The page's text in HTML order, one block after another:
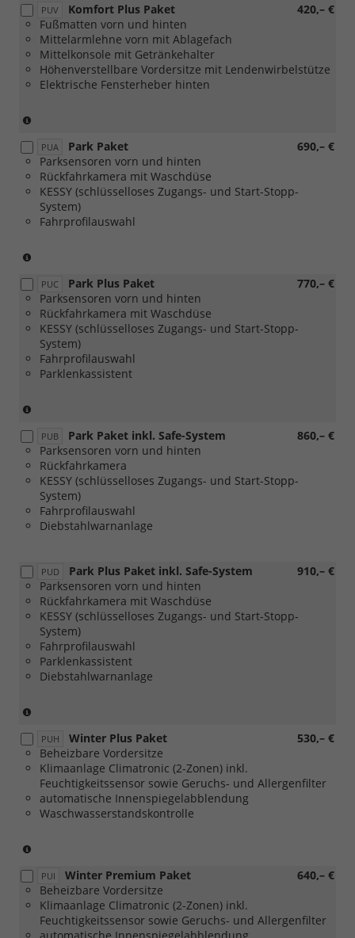
PUV 420,– €
Komfort Plus Paket
Fußmatten vorn und hinten
Mittelarmlehne vorn mit Ablagefach
Mittelkonsole mit Getränkehalter
Höhenverstellbare Vordersitze mit Lendenwirbelstütze
Elektrische Fensterheber hinten
Verbindung
mit
[WQ3]
Design
Selection
Lodge
Selection
Dynamic)
PUA 690,– €
Park Paket
Parksensoren vorn und hinten
Rückfahrkamera mit Waschdüse
KESSY (schlüsselloses Zugangs- und Start-Stopp-
System)
Fahrprofilauswahl
Verbindung
mit
1.0
MPI
59
kW)
PUC 770,– €
Park Plus Paket
Parksensoren vorn und hinten
Rückfahrkamera mit Waschdüse
KESSY (schlüsselloses Zugangs- und Start-Stopp-
System)
Fahrprofilauswahl
Parklenkassistent
Verbindung
mit
1.0
MPI
59
kW)
PUB 860,– €
Park Paket inkl. Safe-System
Parksensoren vorn und hinten
Rückfahrkamera
KESSY (schlüsselloses Zugangs- und Start-Stopp-
System)
Fahrprofilauswahl
Diebstahlwarnanlage
PUD 910,– €
Park Plus Paket inkl. Safe-System
Parksensoren vorn und hinten
Rückfahrkamera mit Waschdüse
KESSY (schlüsselloses Zugangs- und Start-Stopp-
System)
Fahrprofilauswahl
Parklenkassistent
Diebstahlwarnanlage
Verbindung
mit
1.0
MPI
59
kW)
PUH 530,– €
Winter Plus Paket
Beheizbare Vordersitze
Klimaanlage Climatronic (2-Zonen) inkl.
Feuchtigkeitssensor sowie Geruchs- und Allergenfilter
automatische Innenspiegelabblendung
Waschwasserstandskontrolle
[PLD]
oder
[PLE]
oder
PUI 640,– €
Winter Premium Paket
Beheizbare Vordersitze
Klimaanlage Climatronic (2-Zonen) inkl.
Feuchtigkeitssensor sowie Geruchs- und Allergenfilter